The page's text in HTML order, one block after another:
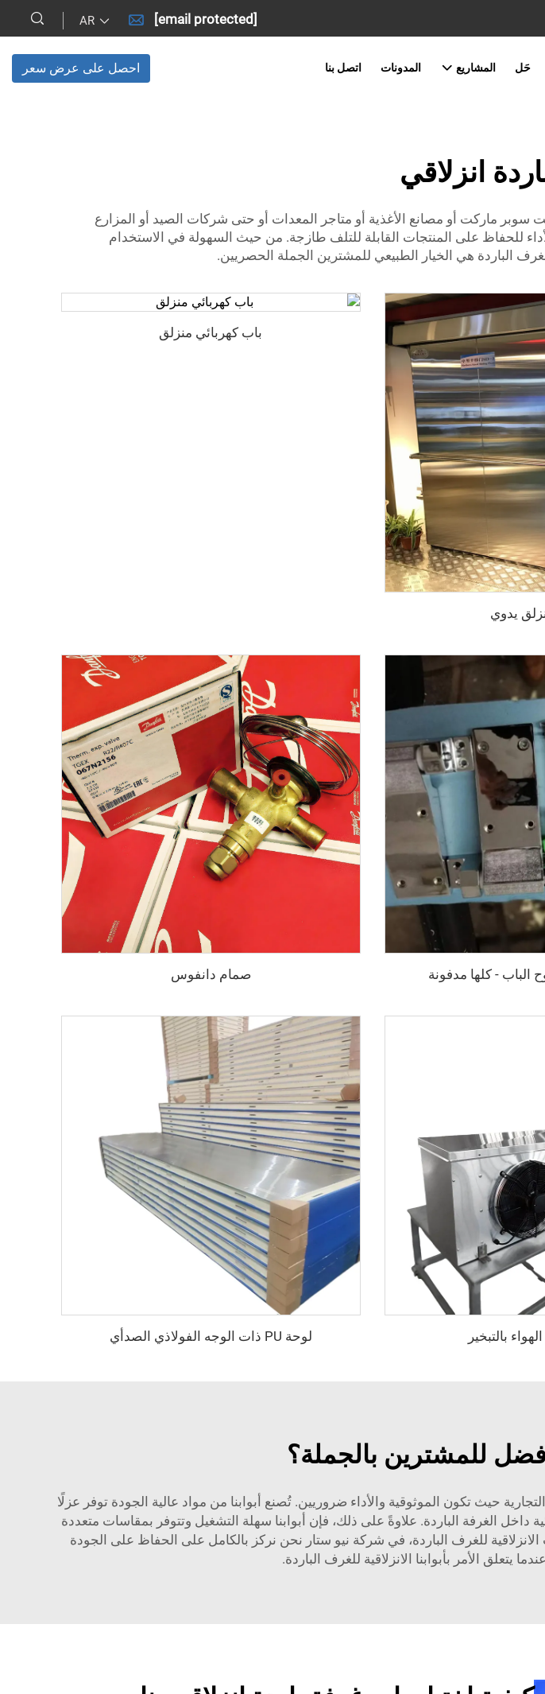
[email protected]
AR
حَل المشاريع المدونات اتصل بنا احصل على عرض سعر
انزلاقي
سوبر ماركت أو مصانع الأغذية أو متاجر المعدات أو حتى شركات الصيد أو المزارع
للحفاظ على المنتجات القابلة للتلف طازجة. من حيث السهولة في الاستخدام
الباردة هي الخيار الطبيعي للمشترين الجملة الحصريين.
يدوي
باب كهربائي منزلق
الباب - كلها مدفونة صمام دانفوس
بالتبخير لوحة PU ذات الوجه الفولاذي الصدأي
للمشترين بالجملة؟
حيث تكون الموثوقية والأداء ضروريين. تُصنع أبوابنا من مواد عالية الجودة توفر عزلًا
الغرفة الباردة. علاوةً على ذلك، فإن أبوابنا سهلة التشغيل وتتوفر بمقاسات متعددة
الانزلاقية للغرف الباردة، في شركة نيو ستار نحن نركز بالكامل على الحفاظ على الجودة
يتعلق الأمر بأبوابنا الانزلاقية للغرف الباردة.